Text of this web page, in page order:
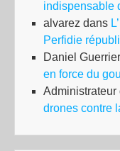
indispensable
alvarez dans
Perfidie
Daniel Guerrier
en force du
Administrateur
drones contre